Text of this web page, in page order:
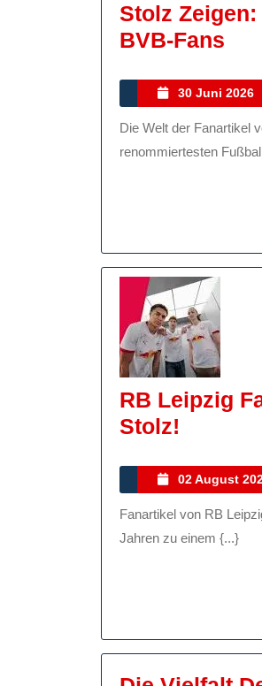
Stolz
BVB-Fans
Von
30 Juni 2026
Die Welt der Fanartikel von Borussia Dortmund: Zeigen Sie Ihre Unterstützung mit Stolz Als einer der
renommiertesten
RB Leipzig
Stolz!
Zeigen
Sie
Stolz!
02 August
Fanartikel von RB Leipzig: Zeigen Sie Ihre Unterstützung mit Stolz! RB Leipzig hat sich in den letzten
Jahren zu einem {...}